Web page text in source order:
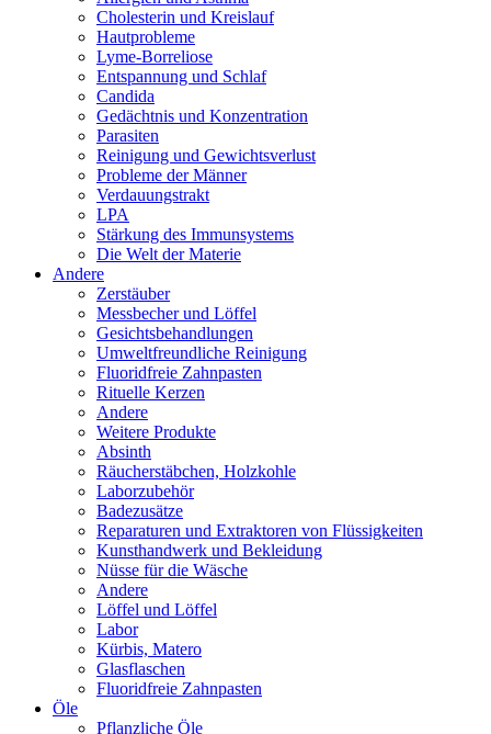
Cholesterin und Kreislauf
Hautprobleme
Lyme-Borreliose
Entspannung und Schlaf
Candida
Gedächtnis und Konzentration
Parasiten
Reinigung und Gewichtsverlust
Probleme der Männer
Verdauungstrakt
LPA
Stärkung des Immunsystems
Die Welt der Materie
Andere
Zerstäuber
Messbecher und Löffel
Gesichtsbehandlungen
Umweltfreundliche Reinigung
Fluoridfreie Zahnpasten
Rituelle Kerzen
Andere
Weitere Produkte
Absinth
Räucherstäbchen, Holzkohle
Laborzubehör
Badezusätze
Reparaturen und Extraktoren von Flüssigkeiten
Kunsthandwerk und Bekleidung
Nüsse für die Wäsche
Andere
Löffel und Löffel
Labor
Kürbis, Matero
Glasflaschen
Fluoridfreie Zahnpasten
Öle
Pflanzliche Öle